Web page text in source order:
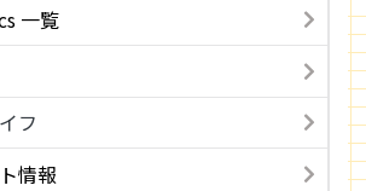
一覧
フ
情報